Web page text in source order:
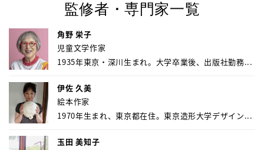
監修者・専門家一覧
角野 栄子
児童文学作家
1935年東京・深川生まれ。大学卒業後、出版社勤務...
伊佐 久美
絵本作家
1970年生まれ、東京都在住。東京造形大学デザイン...
玉田 美知子